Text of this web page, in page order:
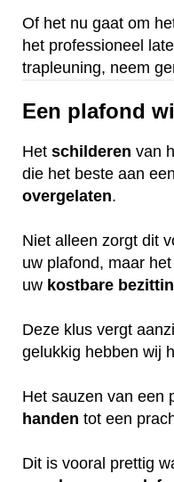
Of het nu gaat om
het professioneel
trapleuning, neem
Een plafond
Het schilderen van
die het beste aan een
overgelaten.
Niet alleen zorgt dit
uw plafond, maar het
uw kostbare
Deze klus vergt
gelukkig hebben wij
Het sauzen van een
handen tot een
Dit is vooral prettig